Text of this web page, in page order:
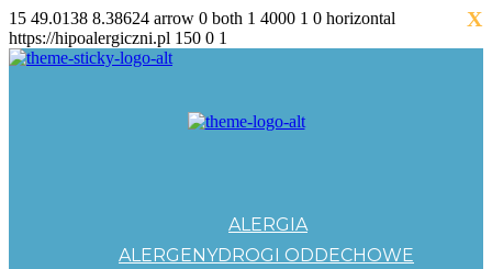
15 49.0138 8.38624 arrow 0 both 1 4000 1 0 horizontal
https://hipoalergiczni.pl 150 0 1
ALERGIA
ALERGENYDROGI ODDECHOWE
X